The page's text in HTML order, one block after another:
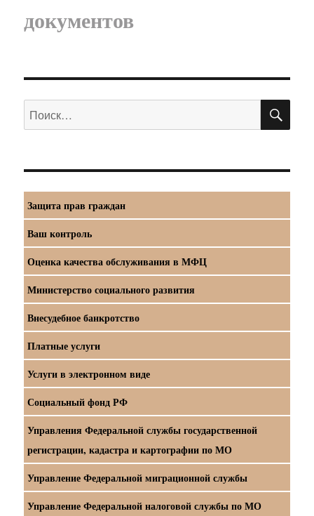
документов
Искать:
Защита прав граждан
Ваш контроль
Оценка качества обслуживания в МФЦ
Министерство социального развития
Внесудебное банкротство
Платные услуги
Услуги в электронном виде
Социальный фонд РФ
Управления Федеральной службы государственной
регистрации, кадастра и картографии по МО
Управление Федеральной миграционной службы
Управление Федеральной налоговой службы по МО